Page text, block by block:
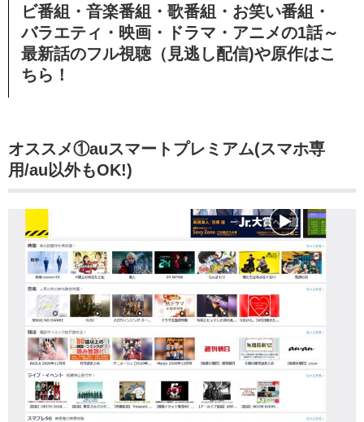
ビ番組・音楽番組・歌番組・お笑い番組・
バラエティ・映画・ドラマ・アニメの1話～
最新話のフル視聴（見逃し配信)や原作はこ
ちら！
オススメ①auスマートプレミアム(スマホ専
用/au以外もOK!)